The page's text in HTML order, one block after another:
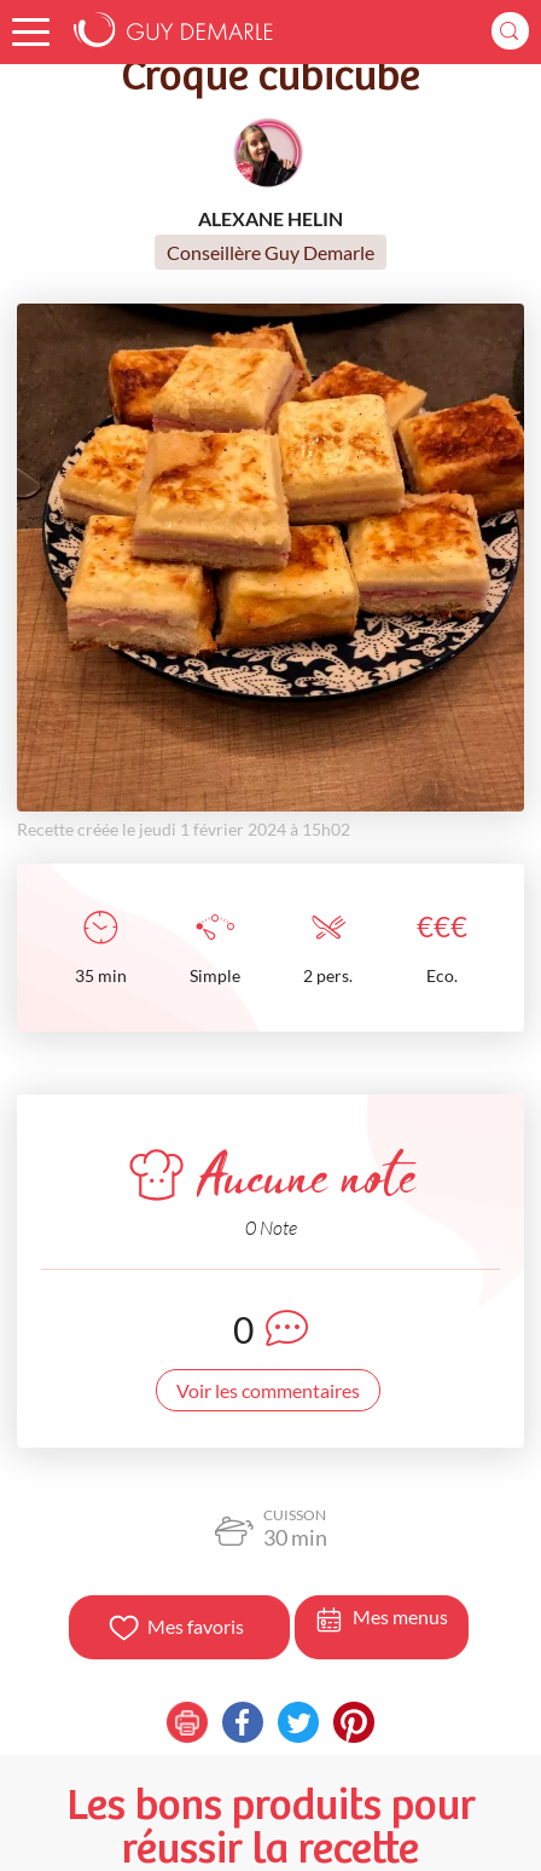
Accueil Recettes Croque cubicube
Croque cubicube
ALEXANE HELIN
Conseillère Guy Demarle
Recette créée le jeudi 1 février 2024 à 15h02
€€€
35 min Simple 2 pers. Eco.
Aucune note
0 Note
0
Voir les commentaires
CUISSON
30min
Mes favoris Mes menus
Les bons produits pour
réussir la recette